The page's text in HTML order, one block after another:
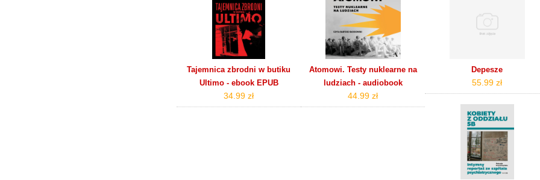
Tajemnica zbrodni w butiku
Ultimo - ebook EPUB
34.99 zł
Atomowi. Testy nuklearne na
ludziach - audiobook
44.99 zł
Depesze
55.99 zł